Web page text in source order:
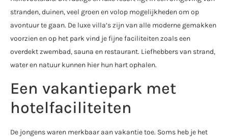
stranden, duinen, veel groen en volop mogelijkheden om op
avontuur te gaan. De luxe villa’s zijn van alle moderne gemakken
voorzien en op het park vind je fijne faciliteiten zoals een
overdekt zwembad, sauna en restaurant. Liefhebbers van strand,
water en natuur kunnen hier hun hart ophalen.
Een vakantiepark met
hotelfaciliteiten
De jongens waren merkbaar aan vakantie toe. Soms heb je het